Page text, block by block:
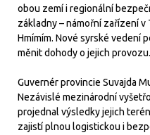
obou zemí i regionální
základny – námořní zařízení
Hmímím. Nové syrské vedení
měnit dohody o jejich provozu.
Guvernér provincie Suvajda
Nezávislé mezinárodní
projednal výsledky jejich
zajistí plnou logistickou i